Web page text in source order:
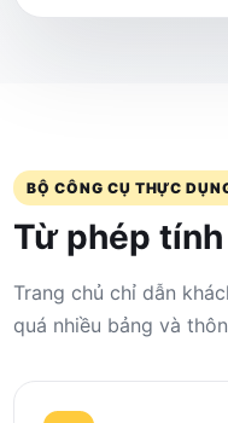
BỘ CÔNG CỤ THỰC
Từ phép
Trang chủ chỉ dẫn
quá nhiều bảng và